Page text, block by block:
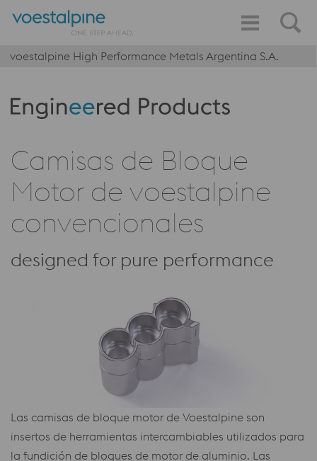
voestalpine High Performance Metals Argentina S.A.
Produktkategorie: Engineered Products
Camisas de Bloque
Motor de voestalpine
convencionales
designed for pure performance
Las camisas de bloque motor de Voestalpine son
insertos de herramientas intercambiables utilizados para
la fundición de bloques de motor de aluminio. Las